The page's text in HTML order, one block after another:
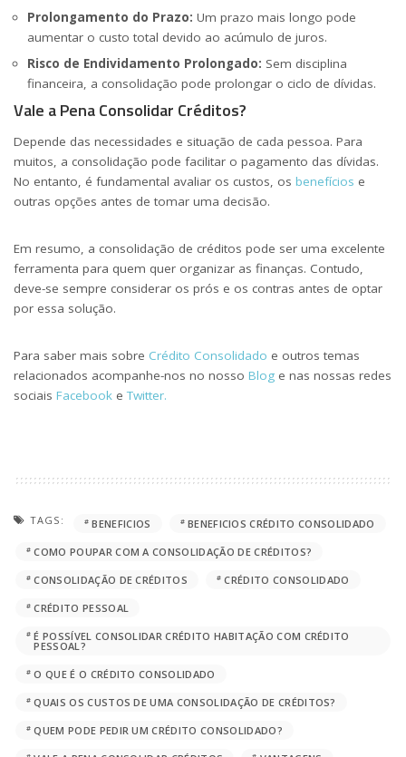
Prolongamento do Prazo: Um prazo mais longo pode
aumentar o custo total devido ao acúmulo de juros.
Risco de Endividamento Prolongado: Sem disciplina
financeira, a consolidação pode prolongar o ciclo de dívidas.
Vale a Pena Consolidar Créditos?
Depende das necessidades e situação de cada pessoa. Para
muitos, a consolidação pode facilitar o pagamento das dívidas.
No entanto, é fundamental avaliar os custos, os benefícios e
outras opções antes de tomar uma decisão.
Em resumo, a consolidação de créditos pode ser uma excelente
ferramenta para quem quer organizar as finanças. Contudo,
deve-se sempre considerar os prós e os contras antes de optar
por essa solução.
Para saber mais sobre Crédito Consolidado e outros temas
relacionados acompanhe-nos no nosso Blog e nas nossas redes
sociais Facebook eTwitter.
TAGS: BENEFICIOS BENEFICIOS CRÉDITO CONSOLIDADO
COMO POUPAR COM A CONSOLIDAÇÃO DE CRÉDITOS?
CONSOLIDAÇÃO DE CRÉDITOS CRÉDITO CONSOLIDADO
CRÉDITO PESSOAL
É POSSÍVEL CONSOLIDAR CRÉDITO HABITAÇÃO COM CRÉDITO
PESSOAL?
O QUE É O CRÉDITO CONSOLIDADO
QUAIS OS CUSTOS DE UMA CONSOLIDAÇÃO DE CRÉDITOS?
QUEM PODE PEDIR UM CRÉDITO CONSOLIDADO?